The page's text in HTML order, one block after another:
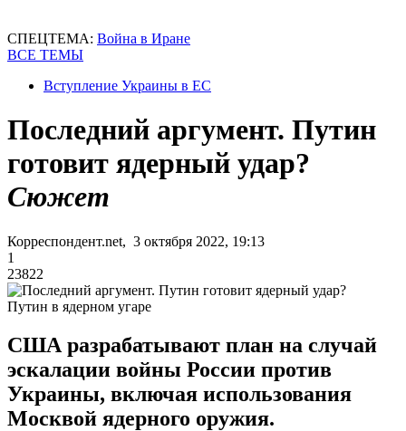
СПЕЦТЕМА: Война в Иране
ВСЕ ТЕМЫ
Вступление Украины в ЕС
Последний аргумент. Путин
готовит ядерный удар?
Сюжет
Корреспондент.net, 3 октября 2022, 19:13
1
23822
Путин в ядерном угаре
США разрабатывают план на случай
эскалации войны России против
Украины, включая использования
Москвой ядерного оружия.